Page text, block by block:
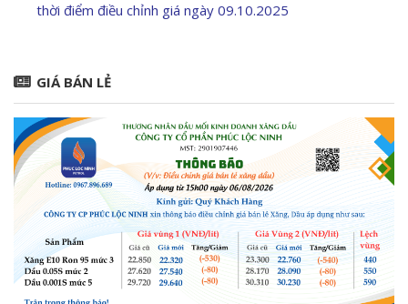
thời điểm điều chỉnh giá ngày 09.10.2025
GIÁ BÁN LẺ